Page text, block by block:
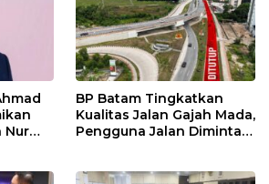
Nur
BP Batam Tingkatkan
Kualitas Jalan Gajah Mada,
Pengguna Jalan Diminta